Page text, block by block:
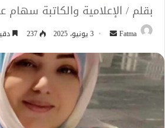
بقلم / الإعلامية والكاتبة سهام
Fatma
أرسل
إلكترونيا
3 يونيو، 2025 237